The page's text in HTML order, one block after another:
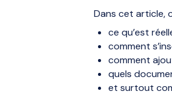
Dans cet article,
ce qu’est
comment
comment
quels
et surtout